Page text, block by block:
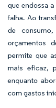
que endossa
falha. Ao
de
orçamentos
permite que
mais eficaz,
enquanto
com gastos